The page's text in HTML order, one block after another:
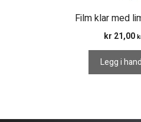
Film klar med
kr 21,00
Legg i